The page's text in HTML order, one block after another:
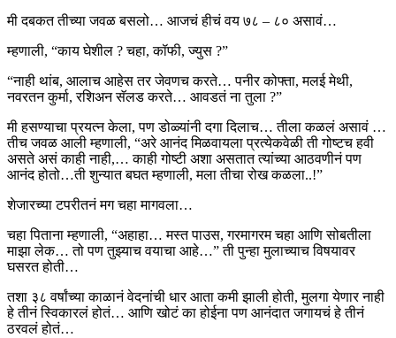
मी दबकत तीच्या जवळ बसलो… आजचं हीचं वय ७८ – ८० असावं…
म्हणाली, “काय घेशील ? चहा, कॉफी, ज्युस ?”
“नाही थांब, आलाच आहेस तर जेवणच करते… पनीर कोफ्ता, मलई मेथी,
नवरतन कुर्मा, रशिअन सॅलड करते… आवडतं ना तुला ?”
मी हसण्याचा प्रयत्न केला, पण डोळ्यांनी दगा दिलाच… तीला कळलं असावं …
तीच जवळ आली म्हणाली, “अरे आनंद मिळवायला प्रत्येकवेळी ती गोष्टच हवी
असते असं काही नाही,… काही गोष्टी अशा असतात त्यांच्या आठवणीनं पण
आनंद होतो…ती शुन्यात बघत म्हणाली, मला तीचा रोख कळला..!”
शेजारच्या टपरीतनं मग चहा मागवला…
चहा पिताना म्हणाली, “अहाहा… मस्त पाउस, गरमागरम चहा आणि सोबतीला
माझा लेक… तो पण तुझ्याच वयाचा आहे…” ती पुन्हा मुलाच्याच विषयावर
घसरत होती…
तशा ३८ वर्षांच्या काळानं वेदनांची धार आता कमी झाली होती, मुलगा येणार नाही
हे तीनं स्विकारलं होतं… आणि खोटं का होईना पण आनंदात जगायचं हे तीनं
ठरवलं होतं…